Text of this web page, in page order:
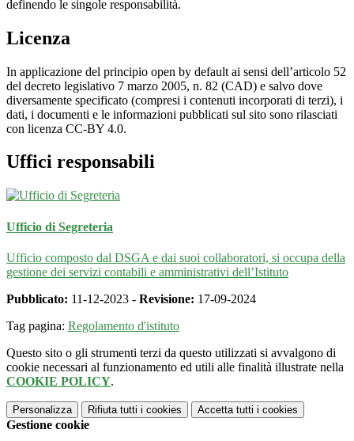
definendo le singole responsabilità.
Licenza
In applicazione del principio open by default ai sensi dell’articolo 52
del decreto legislativo 7 marzo 2005, n. 82 (CAD) e salvo dove
diversamente specificato (compresi i contenuti incorporati di terzi), i
dati, i documenti e le informazioni pubblicati sul sito sono rilasciati
con licenza CC-BY 4.0.
Uffici responsabili
Ufficio di Segreteria
Ufficio composto dal DSGA e dai suoi collaboratori, si occupa della
gestione dei servizi contabili e amministrativi dell’Istituto
Pubblicato: 11-12-2023 - Revisione: 17-09-2024
Tag pagina: Regolamento d'istituto
Questo sito o gli strumenti terzi da questo utilizzati si avvalgono di
cookie necessari al funzionamento ed utili alle finalità illustrate nella
COOKIE POLICY.
Personalizza Rifiuta tutti i cookies Accetta tutti i cookies
Gestione cookie